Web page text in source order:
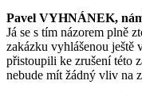
Pavel VYHNÁNEK,
Já se s tím názorem plně
zakázku vyhlášenou ještě
přistoupili ke zrušení této
nebude mít žádný vliv na